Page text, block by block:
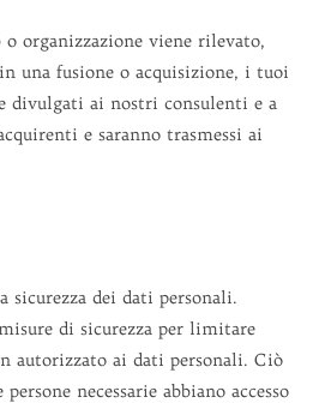
organizzazione viene rilevato,
una fusione o acquisizione, i tuoi
divulgati ai nostri consulenti e a
e saranno trasmessi ai
sicurezza dei dati personali.
di sicurezza per limitare
autorizzato ai dati personali. Ciò
necessarie abbiano accesso